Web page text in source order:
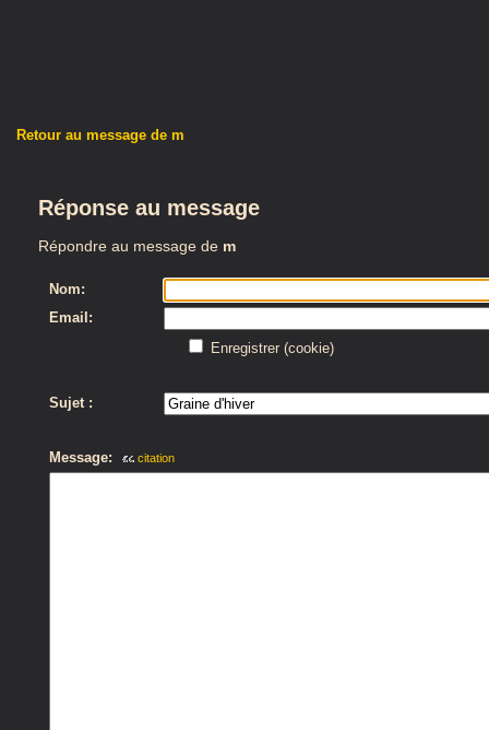
Retour au message de m
Réponse au message
Répondre au message de m
Nom:
Email:
Enregistrer (cookie)
Sujet :
Message: citation